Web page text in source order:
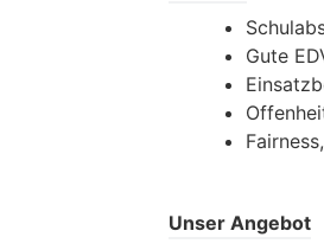
Gute
Unser Angebot